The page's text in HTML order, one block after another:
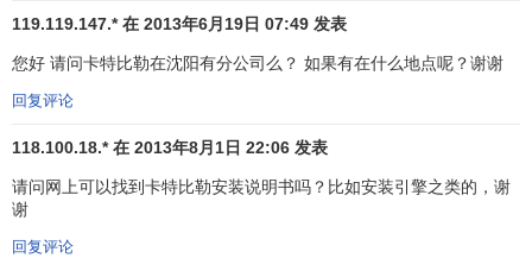
119.119.147.* 在 2013年6月19日 07:49 发表
您好 请问卡特比勒在沈阳有分公司么？ 如果有在什么地点呢？谢谢
回复评论
118.100.18.* 在 2013年8月1日 22:06 发表
请问网上可以找到卡特比勒安装说明书吗？比如安装引擎之类的，谢
谢
回复评论